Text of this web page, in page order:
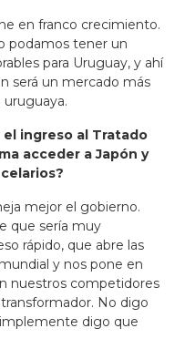
en franco crecimiento.
podamos tener un
para Uruguay, y ahí
será un mercado más
ingreso al Tratado
acceder a Japón y
mejor el gobierno.
que sería muy
rápido, que abre las
y nos pone en
nuestros competidores
No digo
digo que